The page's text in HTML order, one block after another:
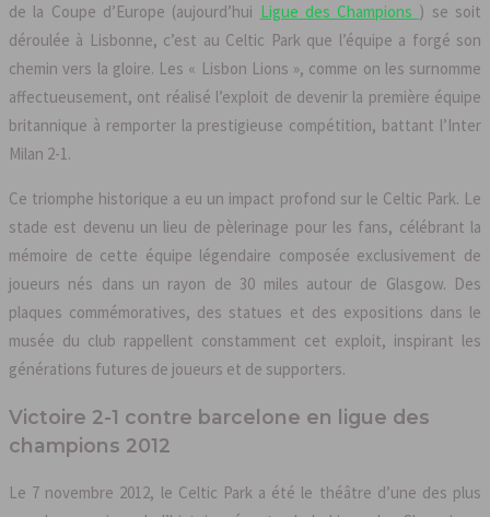
de la Coupe d’Europe (aujourd’hui Ligue des Champions ) se soit
déroulée à Lisbonne, c’est au Celtic Park que l’équipe a forgé son
chemin vers la gloire. Les « Lisbon Lions », comme on les surnomme
affectueusement, ont réalisé l’exploit de devenir la première équipe
britannique à remporter la prestigieuse compétition, battant l’Inter
Milan 2-1.
Ce triomphe historique a eu un impact profond sur le Celtic Park. Le
stade est devenu un lieu de pèlerinage pour les fans, célébrant la
mémoire de cette équipe légendaire composée exclusivement de
joueurs nés dans un rayon de 30 miles autour de Glasgow. Des
plaques commémoratives, des statues et des expositions dans le
musée du club rappellent constamment cet exploit, inspirant les
générations futures de joueurs et de supporters.
Victoire 2-1 contre barcelone en ligue des
champions 2012
Le 7 novembre 2012, le Celtic Park a été le théâtre d’une des plus